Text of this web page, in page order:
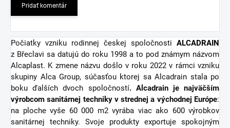
Pridať komentár
Počiatky vzniku rodinnej českej spoločnosti ALCADRAIN
z Břeclavi sa datujú do roku 1998 a to pod známym názvom
Alcaplast. K zmene názvu došlo v roku 2022 v rámci vzniku
skupiny Alca Group, súčasťou ktorej sa Alcadrain stala po
boku ďalších dvoch spoločností. Alcadrain je najväčším
výrobcom sanitárnej techniky v strednej a východnej Európe:
na ploche vyše 60 000 m2 vyrába viac ako 600 výrobkov
sanitárnej techniky. Svoje produkty exportuje spokojným